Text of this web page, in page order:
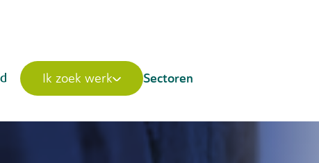
Ik zoek werk Sectoren